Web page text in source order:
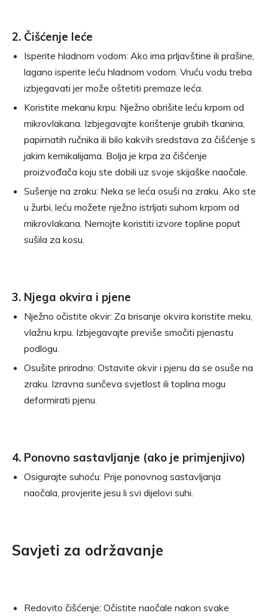
2. Čišćenje leće
Isperite hladnom vodom: Ako ima prljavštine ili prašine,
lagano isperite leću hladnom vodom. Vruću vodu treba
izbjegavati jer može oštetiti premaze leća.
Koristite mekanu krpu: Nježno obrišite leću krpom od
mikrovlakana. Izbjegavajte korištenje grubih tkanina,
papirnatih ručnika ili bilo kakvih sredstava za čišćenje s
jakim kemikalijama. Bolja je krpa za čišćenje
proizvođača koju ste dobili uz svoje skijaške naočale.
Sušenje na zraku: Neka se leća osuši na zraku. Ako ste
u žurbi, leću možete nježno istrljati suhom krpom od
mikrovlakana. Nemojte koristiti izvore topline poput
sušila za kosu.
3. Njega okvira i pjene
Nježno očistite okvir: Za brisanje okvira koristite meku,
vlažnu krpu. Izbjegavajte previše smočiti pjenastu
podlogu.
Osušite prirodno: Ostavite okvir i pjenu da se osuše na
zraku. Izravna sunčeva svjetlost ili toplina mogu
deformirati pjenu.
4. Ponovno sastavljanje (ako je primjenjivo)
Osigurajte suhoću: Prije ponovnog sastavljanja
naočala, provjerite jesu li svi dijelovi suhi.
Savjeti za održavanje
Redovito čišćenje: Očistite naočale nakon svake